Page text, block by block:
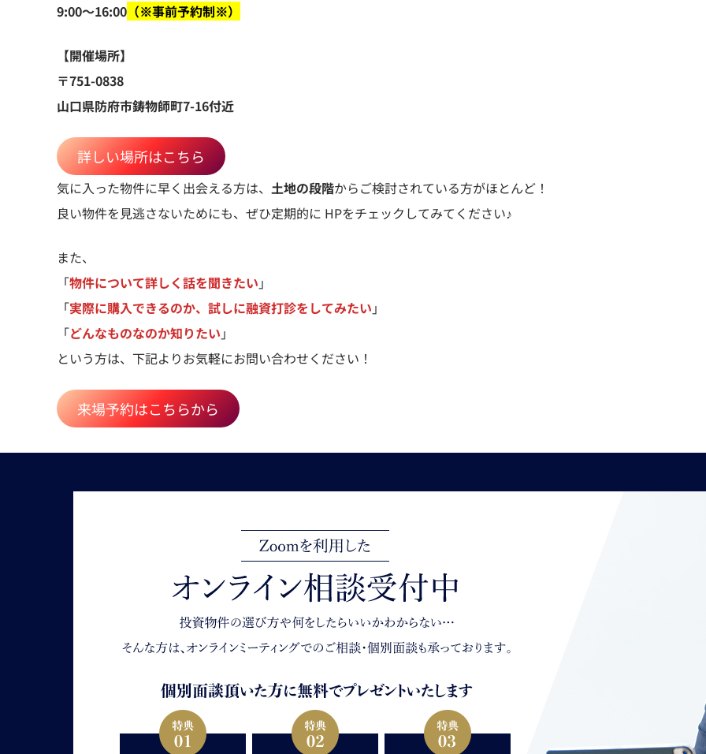
9:00〜16:00 （※事前予約制※）
【開催場所】
〒751-0838
山口県防府市鋳物師町7-16付近
詳しい場所はこちら
気に入った物件に早く出会える方は、 土地の段階からご検討されている方がほとんど！
良い物件を見逃さないためにも、ぜひ定期的に HPをチェックしてみてください♪
また、
「物件について詳しく話を聞きたい 」
「実際に購入できるのか、試しに融資打診をしてみたい 」
「どんなものなのか知りたい 」
という方は、下記よりお気軽にお問い合わせください！
来場予約はこちらから